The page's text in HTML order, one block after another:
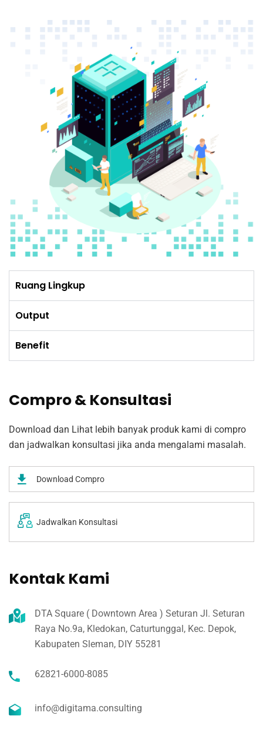
Ruang Lingkup
Output
Benefit
Compro & Konsultasi
Download dan Lihat lebih banyak produk kami di compro
dan jadwalkan konsultasi jika anda mengalami masalah.
Download Compro
Jadwalkan Konsultasi
Kontak Kami
DTA Square ( Downtown Area ) Seturan Jl. Seturan
Raya No.9a, Kledokan, Caturtunggal, Kec. Depok,
Kabupaten Sleman, DIY 55281
62821-6000-8085
info@digitama.consulting